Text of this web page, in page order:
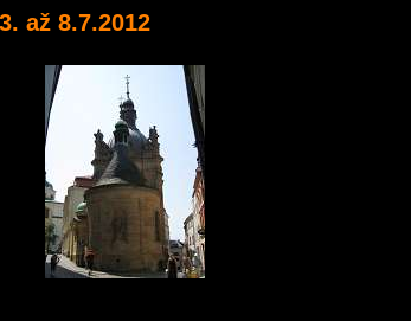
až 8.7.2012